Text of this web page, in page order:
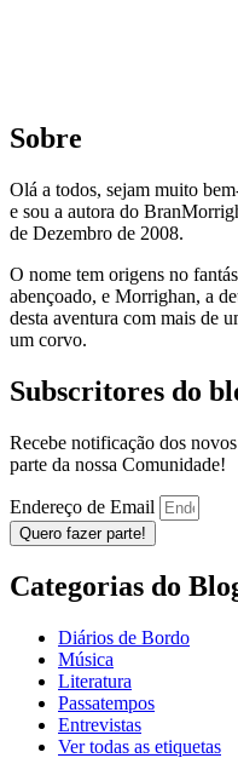
Sobre
Olá a todos, sejam muito
e sou a autora do
de Dezembro de 2008.
O nome tem origens no
abençoado, e Morrighan, a
desta aventura com mais de
um corvo.
Subscritores do
Recebe notificação dos
parte da nossa Comunidade!
Endereço de Email
Quero fazer parte!
Categorias do
Diários de Bordo
Música
Literatura
Passatempos
Entrevistas
Ver todas as etiquetas